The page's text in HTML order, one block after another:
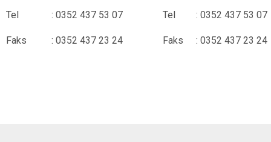
Tel : 0352 437 53 07 Tel : 0352 437 53 07
Faks : 0352 437 23 24 Faks : 0352 437 23 24